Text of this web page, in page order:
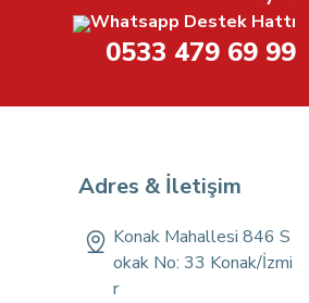
Whatsapp Destek Hattı
0533 479 69 99
Adres & İletişim
Konak Mahallesi 846 S
okak No: 33 Konak/İzmi
r